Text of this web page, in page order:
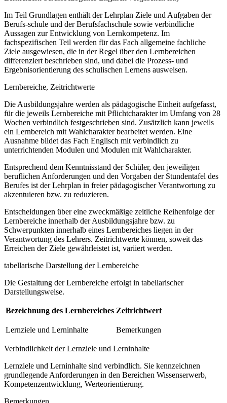
Im Teil Grundlagen enthält der Lehrplan Ziele und Aufgaben der
Berufs-schule und der Berufsfachschule sowie verbindliche
Aussagen zur Entwicklung von Lernkompetenz. Im
fachspezifischen Teil werden für das Fach allgemeine fachliche
Ziele ausgewiesen, die in der Regel über den Lernbereichen
differenziert beschrieben sind, und dabei die Prozess- und
Ergebnisorientierung des schulischen Lernens ausweisen.
Lernbereiche, Zeitrichtwerte
Die Ausbildungsjahre werden als pädagogische Einheit aufgefasst,
für die jeweils Lernbereiche mit Pflichtcharakter im Umfang von 28
Wochen verbindlich festgeschrieben sind. Zusätzlich kann jeweils
ein Lernbereich mit Wahlcharakter bearbeitet werden. Eine
Ausnahme bildet das Fach Englisch mit verbindlich zu
unterrichtenden Modulen und Modulen mit Wahlcharakter.
Entsprechend dem Kenntnisstand der Schüler, den jeweiligen
beruflichen Anforderungen und den Vorgaben der Stundentafel des
Berufes ist der Lehrplan in freier pädagogischer Verantwortung zu
akzentuieren bzw. zu reduzieren.
Entscheidungen über eine zweckmäßige zeitliche Reihenfolge der
Lernbereiche innerhalb der Ausbildungsjahre bzw. zu
Schwerpunkten innerhalb eines Lernbereiches liegen in der
Verantwortung des Lehrers. Zeitrichtwerte können, soweit das
Erreichen der Ziele gewährleistet ist, variiert werden.
tabellarische Darstellung der Lernbereiche
Die Gestaltung der Lernbereiche erfolgt in tabellarischer
Darstellungsweise.
Bezeichnung des Lernbereiches Zeitrichtwert
Lernziele und Lerninhalte Bemerkungen
Verbindlichkeit der Lernziele und Lerninhalte
Lernziele und Lerninhalte sind verbindlich. Sie kennzeichnen
grundlegende Anforderungen in den Bereichen Wissenserwerb,
Kompetenzentwicklung, Werteorientierung.